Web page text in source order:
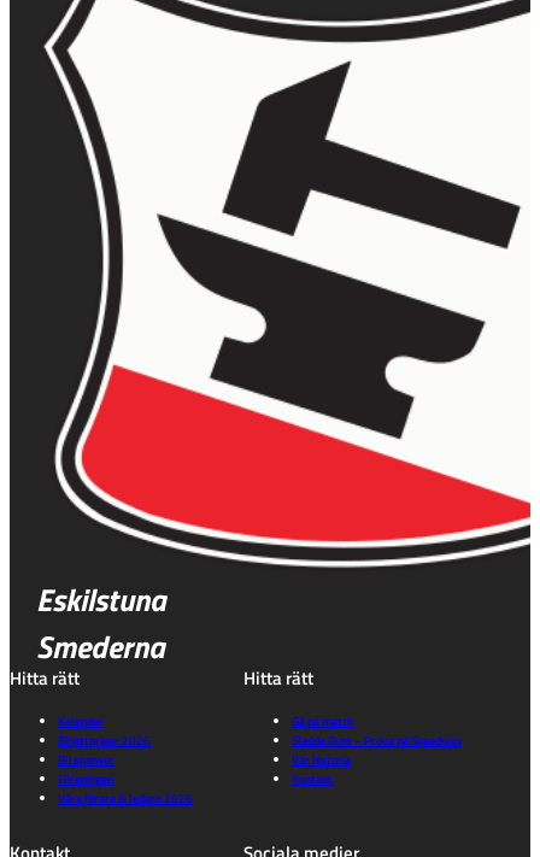
Eskilstuna
Smederna
Hitta rätt
Kalender
Biljettpriser 2026
Bli sponsor
Föreningen
Våra förare & ledare 2026
Hitta rätt
Gå på match
Sladda Runt – Prova på Speedway
Vår historia
Kontakt